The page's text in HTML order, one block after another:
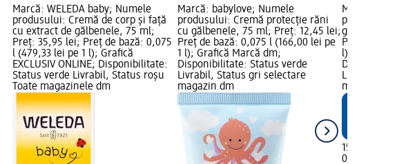
Marcă: WELEDA baby; Numele
produsului: Cremă de corp și față
cu extract de gălbenele, 75 ml;
Preț: 35,95 lei; Preț de bază: 0,075
l (479,33 lei pe 1 l); Grafică
EXCLUSIV ONLINE; Disponibilitate:
Status verde Livrabil, Status roșu
Toate magazinele dm
Marcă: babylove; Numele
produsului: Cremă protecție răni
cu gălbenele, 75 ml; Preț: 12,45 lei;
Preț de bază: 0,075 l (166,00 lei pe
1 l); Grafică Marcă dm;
Disponibilitate: Status verde
Livrabil, Status gri selectare
magazin dm
Marcă:
gălbenele,
Preț de
l); Grafică
Livrabil,
magazin
15,45 lei
0,1 l